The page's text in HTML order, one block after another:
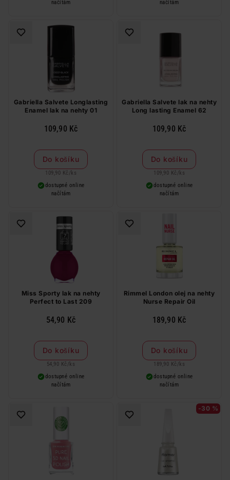
načítám načítám
Gabriella Salvete Longlasting
Enamel lak na nehty 01
109,90 Kč
Do košíku
109,90 Kč / ks
dostupné online
načítám
Gabriella Salvete lak na nehty
Long lasting Enamel 62
109,90 Kč
Do košíku
109,90 Kč / ks
dostupné online
načítám
Miss Sporty lak na nehty
Perfect to Last 209
54,90 Kč
Do košíku
54,90 Kč / ks
dostupné online
načítám
Rimmel London olej na nehty
Nurse Repair Oil
189,90 Kč
Do košíku
189,90 Kč / ks
dostupné online
načítám
-30 %